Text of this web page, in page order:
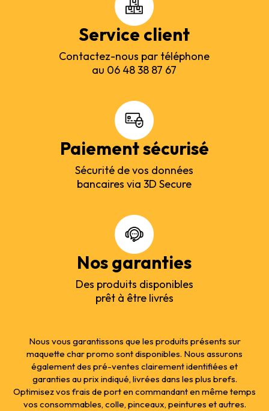
Service client
Contactez-nous par téléphone
au 06 48 38 87 67
Paiement sécurisé
Sécurité de vos données
bancaires via 3D Secure
Nos garanties
Des produits disponibles
prêt à être livrés
Nous vous garantissons que les produits présents sur
maquette char promo sont disponibles. Nous assurons
également des pré-ventes clairement identifiées et
garanties au prix indiqué, livrées dans les plus brefs.
Optimisez vos frais de port en commandant en même temps
vos consommables, colle, pinceaux, peintures et autres.